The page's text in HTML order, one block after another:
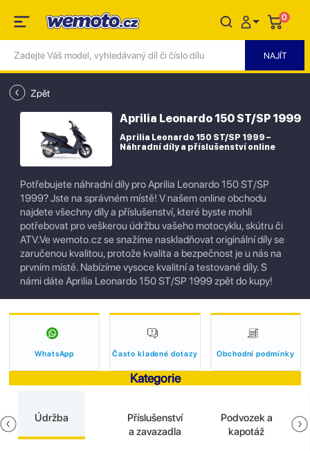
0
Zpět
Aprilia Leonardo 150 ST/SP 1999
Aprilia Leonardo 150 ST/SP 1999 –
Náhradní díly a příslušenství online
Potřebujete náhradní díly pro Aprilia Leonardo 150 ST/SP
1999? Jste na správném místě! V našem online obchodu
najdete všechny díly a příslušenství, které byste mohli
potřebovat pro veškerou údržbu vašeho motocyklu, skútru či
ATV.Ve wemoto.cz se snažíme naskladňovat originální díly se
zaručenou kvalitou, protože kvalita a bezpečnost je u nás na
prvním místě. Nabízíme vysoce kvalitní a testované díly. S
námi dáte Aprilia Leonardo 150 ST/SP 1999 zpět do kupy!
WhatsApp Často kladené dotazy Obchodní podmínky
Kategorie
Údržba
Příslušenství
a zavazadla
Podvozek a
kapotáž